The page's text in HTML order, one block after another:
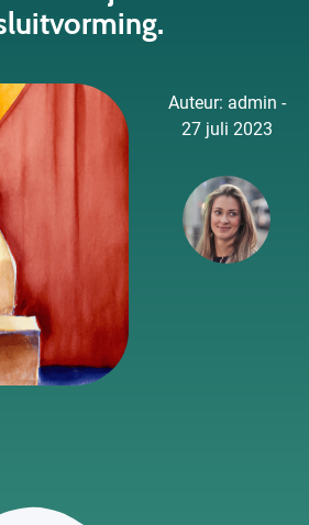
Auteur: admin -
27 juli 2023